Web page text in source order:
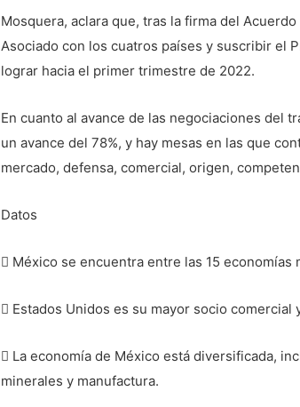
Mosquera, aclara que, tras la firma del
Asociado con los cuatros países y suscribir el
lograr hacia el primer trimestre de 2022.
En cuanto al avance de las negociaciones del
un avance del 78%, y hay mesas en las que
mercado, defensa, comercial, origen,
Datos
 México se encuentra entre las 15
 Estados Unidos es su mayor socio
 La economía de México está diversificada,
minerales y manufactura.